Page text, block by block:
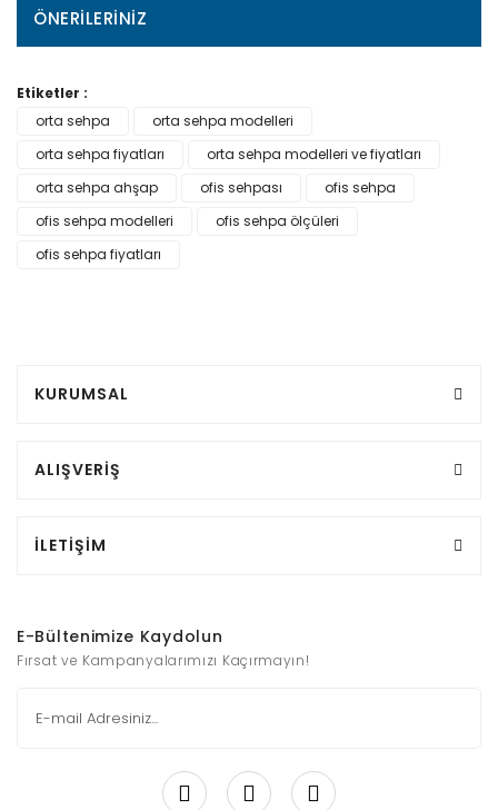
ÖNERILERINIZ
Etiketler :
orta sehpa
orta sehpa modelleri
orta sehpa fiyatları
orta sehpa modelleri ve fiyatları
orta sehpa ahşap
ofis sehpası
ofis sehpa
ofis sehpa modelleri
ofis sehpa ölçüleri
ofis sehpa fiyatları
KURUMSAL
ALIŞVERİŞ
İLETİŞİM
E-Bültenimize Kaydolun
Fırsat ve Kampanyalarımızı Kaçırmayın!